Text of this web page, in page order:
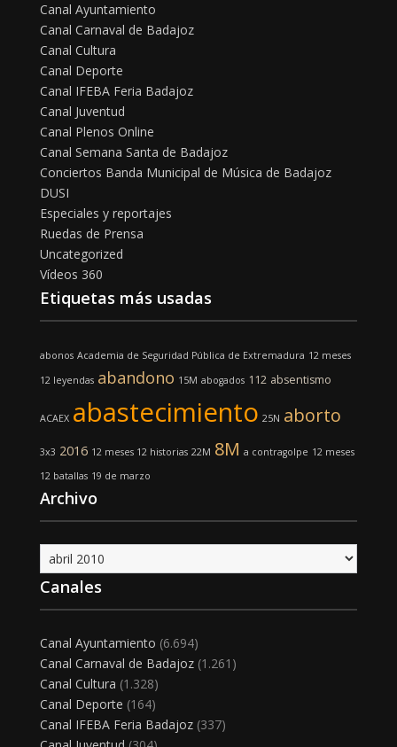
Canal Ayuntamiento
Canal Carnaval de Badajoz
Canal Cultura
Canal Deporte
Canal IFEBA Feria Badajoz
Canal Juventud
Canal Plenos Online
Canal Semana Santa de Badajoz
Conciertos Banda Municipal de Música de Badajoz
DUSI
Especiales y reportajes
Ruedas de Prensa
Uncategorized
Vídeos 360
Etiquetas más usadas
abonos Academia de Seguridad Pública de Extremadura 12 meses
12 leyendas abandono 15M abogados 112 absentismo
ACAEX abastecimiento 25N aborto
3x3 2016 12 meses 12 historias 22M 8M a contragolpe 12 meses
12 batallas 19 de marzo
Archivo
Archivo
Canales
Canal Ayuntamiento (6.694)
Canal Carnaval de Badajoz(1.261)
Canal Cultura (1.328)
Canal Deporte (164)
Canal IFEBA Feria Badajoz(337)